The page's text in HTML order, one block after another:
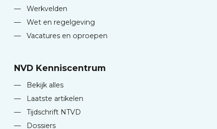
—
Werkvelden
—
Wet en regelgeving
—
Vacatures en oproepen
NVD Kenniscentrum
—
Bekijk alles
—
Laatste artikelen
—
Tijdschrift NTVD
—
Dossiers